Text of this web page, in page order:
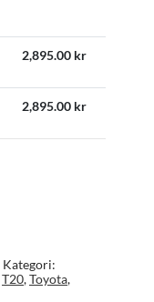
2,895.00 kr
2,895.00 kr
Kategori:
T20,Toyota,